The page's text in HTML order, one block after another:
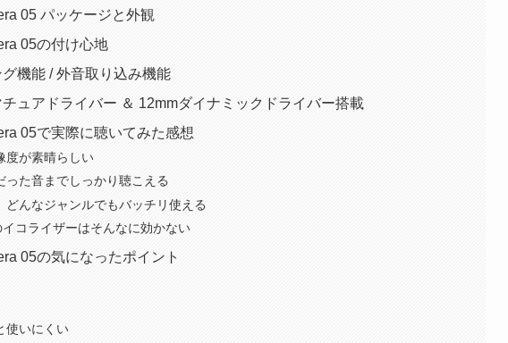
05 パッケージと外観
05の付け心地
機能 / 外音取り込み機能
ュアドライバー ＆ 12mmダイナミックドライバー搭載
05で実際に聴いてみた感想
度が素晴らしい
った音までしっかり聴こえる
どんなジャンルでもバッチリ使える
コライザーはそんなに効かない
05の気になったポイント
使いにくい